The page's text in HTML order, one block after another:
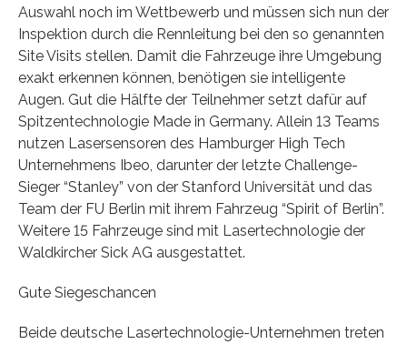
Auswahl noch im Wettbewerb und müssen sich nun der
Inspektion durch die Rennleitung bei den so genannten
Site Visits stellen. Damit die Fahrzeuge ihre Umgebung
exakt erkennen können, benötigen sie intelligente
Augen. Gut die Hälfte der Teilnehmer setzt dafür auf
Spitzentechnologie Made in Germany. Allein 13 Teams
nutzen Lasersensoren des Hamburger High Tech
Unternehmens Ibeo, darunter der letzte Challenge-
Sieger “Stanley” von der Stanford Universität und das
Team der FU Berlin mit ihrem Fahrzeug “Spirit of Berlin”.
Weitere 15 Fahrzeuge sind mit Lasertechnologie der
Waldkircher Sick AG ausgestattet.
Gute Siegeschancen
Beide deutsche Lasertechnologie-Unternehmen treten